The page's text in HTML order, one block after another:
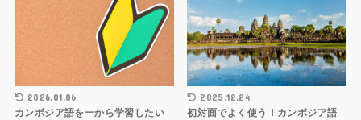
2026.01.06
カンボジア語を一から学習したい
2025.12.24
初対面でよく使う！カンボジア語